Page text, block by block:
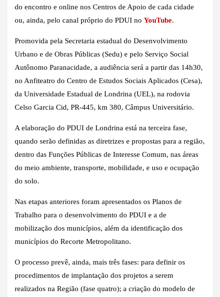
do encontro e online nos Centros de Apoio de cada cidade
ou, ainda, pelo canal próprio do PDUI no YouTube.
Promovida pela Secretaria estadual do Desenvolvimento
Urbano e de Obras Públicas (Sedu) e pelo Serviço Social
Autônomo Paranacidade, a audiência será a partir das 14h30,
no Anfiteatro do Centro de Estudos Sociais Aplicados (Cesa),
da Universidade Estadual de Londrina (UEL), na rodovia
Celso Garcia Cid, PR-445, km 380, Câmpus Universitário.
A elaboração do PDUI de Londrina está na terceira fase,
quando serão definidas as diretrizes e propostas para a região,
dentro das Funções Públicas de Interesse Comum, nas áreas
do meio ambiente, transporte, mobilidade, e uso e ocupação
do solo.
Nas etapas anteriores foram apresentados os Planos de
Trabalho para o desenvolvimento do PDUI e a de
mobilização dos municípios, além da identificação dos
municípios do Recorte Metropolitano.
O processo prevê, ainda, mais três fases: para definir os
procedimentos de implantação dos projetos a serem
realizados na Região (fase quatro); a criação do modelo de